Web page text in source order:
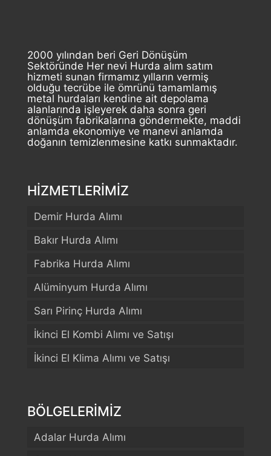
2000 yılından beri Geri Dönüşüm
Sektöründe Her nevi Hurda alım satım
hizmeti sunan firmamız yılların vermiş
olduğu tecrübe ile ömrünü tamamlamış
metal hurdaları kendine ait depolama
alanlarında işleyerek daha sonra geri
dönüşüm fabrikalarına göndermekte, maddi
anlamda ekonomiye ve manevi anlamda
doğanın temizlenmesine katkı sunmaktadır.
HİZMETLERİMİZ
Demir Hurda Alımı
Bakır Hurda Alımı
Fabrika Hurda Alımı
Alüminyum Hurda Alımı
Sarı Pirinç Hurda Alımı
İkinci El Kombi Alımı ve Satışı
İkinci El Klima Alımı ve Satışı
BÖLGELERİMİZ
Adalar Hurda Alımı